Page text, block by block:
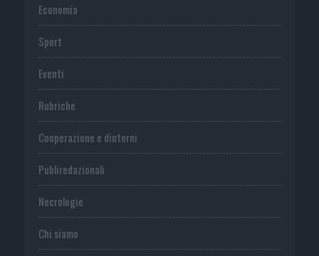
Economia
Sport
Eventi
Rubriche
Cooperazione e dintorni
Publiredazionali
Necrologie
Chi siamo